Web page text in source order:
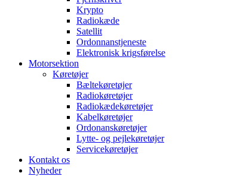
Krypto
Radiokæde
Satellit
Ordonnanstjeneste
Elektronisk krigsførelse
Motorsektion
Køretøjer
Bæltekøretøjer
Radiokøretøjer
Radiokædekøretøjer
Kabelkøretøjer
Ordonanskøretøjer
Lytte- og pejlekøretøjer
Servicekøretøjer
Kontakt os
Nyheder